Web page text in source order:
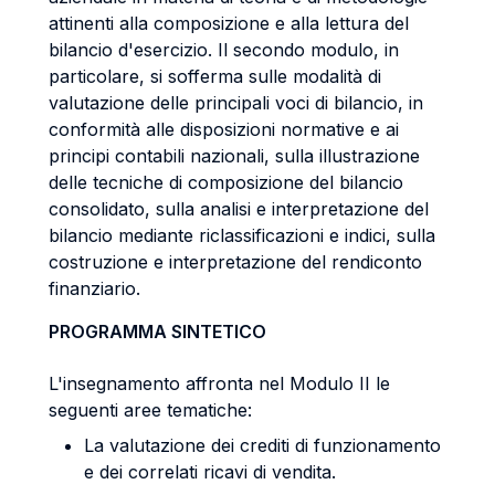
attinenti alla composizione e alla lettura del
bilancio d'esercizio. Il secondo modulo, in
particolare, si sofferma sulle modalità di
valutazione delle principali voci di bilancio, in
conformità alle disposizioni normative e ai
principi contabili nazionali, sulla illustrazione
delle tecniche di composizione del bilancio
consolidato, sulla analisi e interpretazione del
bilancio mediante riclassificazioni e indici, sulla
costruzione e interpretazione del rendiconto
finanziario.
PROGRAMMA SINTETICO
L'insegnamento affronta nel Modulo II le
seguenti aree tematiche:
La valutazione dei crediti di funzionamento
e dei correlati ricavi di vendita.